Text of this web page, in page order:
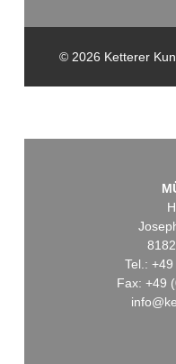
© 2026 Ketterer
Tel.:
Fax: +49